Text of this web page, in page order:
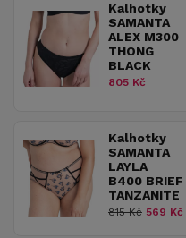
Kalhotky
SAMANTA
ALEX M300
THONG
BLACK
805 Kč
Kalhotky
SAMANTA
LAYLA
B400 BRIEF
TANZANITE
815 Kč 569 Kč